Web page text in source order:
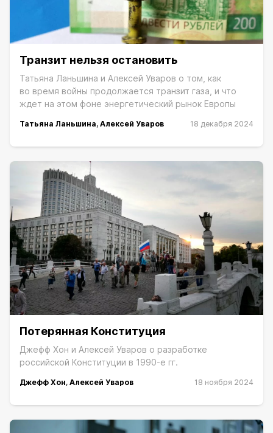
Транзит нельзя остановить
Татьяна Ланьшина и Алексей Уваров о том, как
во время войны продолжается транзит газа, и что
ждет на этом фоне энергетический рынок Европы
Татьяна Ланьшина, Алексей Уваров 18 декабря 2024
Потерянная Конституция
Джефф Хон и Алексей Уваров о разработке
российской Конституции в 1990-е гг.
Джефф Хон, Алексей Уваров 18 ноября 2024